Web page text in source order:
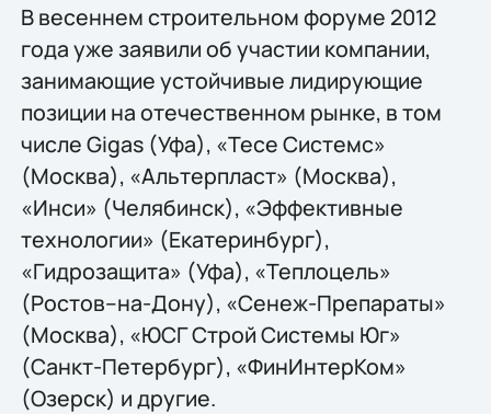
В весеннем строительном форуме 2012
года уже заявили об участии компании,
занимающие устойчивые лидирующие
позиции на отечественном рынке, в том
числе Gigas (Уфа), «Тесе Системс»
(Москва), «Альтерпласт» (Москва),
«Инси» (Челябинск), «Эффективные
технологии» (Екатеринбург),
«Гидрозащита» (Уфа), «Теплоцель»
(Ростов–на-Дону), «Сенеж-Препараты»
(Москва), «ЮСГ Строй Системы Юг»
(Санкт-Петербург), «ФинИнтерКом»
(Озерск) и другие.